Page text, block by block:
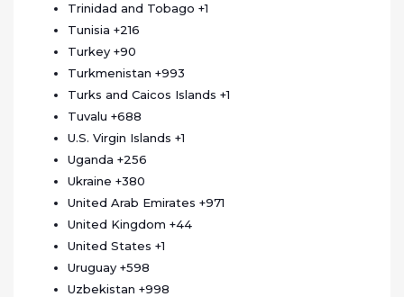
Trinidad and Tobago +1
Tunisia +216
Turkey +90
Turkmenistan +993
Turks and Caicos Islands +1
Tuvalu +688
U.S. Virgin Islands +1
Uganda +256
Ukraine +380
United Arab Emirates +971
United Kingdom +44
United States +1
Uruguay +598
Uzbekistan +998